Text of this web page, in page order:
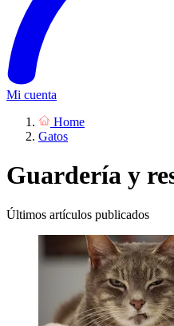
Mi cuenta
Home
Gatos
Guardería y
Últimos artículos publicados